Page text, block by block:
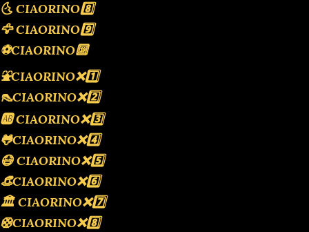
🌜 CIAORINO8️⃣
🦅 CIAORINO9️⃣
⚽️CIAORINO🔟
⛲️CIAORINO❌️1️⃣
👠CIAORINO❌️2️⃣
🆎 CIAORINO❌️3️⃣
🐸CIAORINO❌️4️⃣
😷 CIAORINO❌️5️⃣
👒CIAORINO❌️6️⃣
🏛 CIAORINO❌️7️⃣
🛟CIAORINO❌️8️⃣